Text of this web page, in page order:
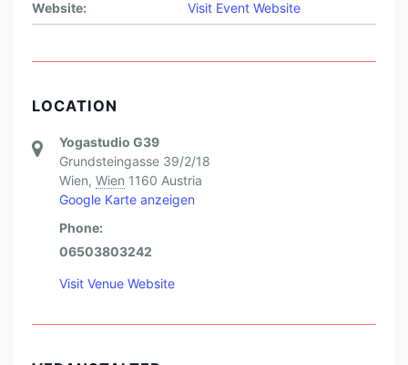
Website: Visit Event Website
LOCATION
Yogastudio G39
Grundsteingasse 39/2/18
Wien, Wien 1160 Austria
Google Karte anzeigen
Phone:
06503803242
Visit Venue Website